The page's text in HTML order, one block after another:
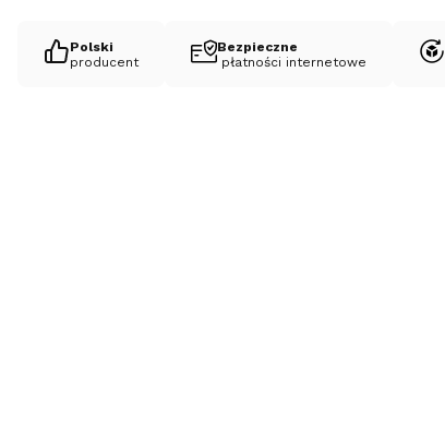
Polski
producent
Bezpieczne
płatności internetowe